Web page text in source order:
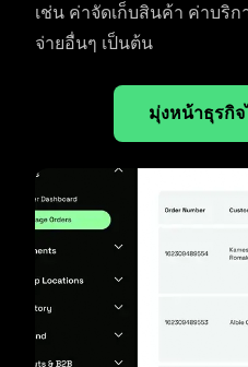
เช่น ค่าจัดเก็บสินค้า ค่าบริ
จ่ายอื่นๆ เป็นต้น
มุ่งหน้าธุรกิ